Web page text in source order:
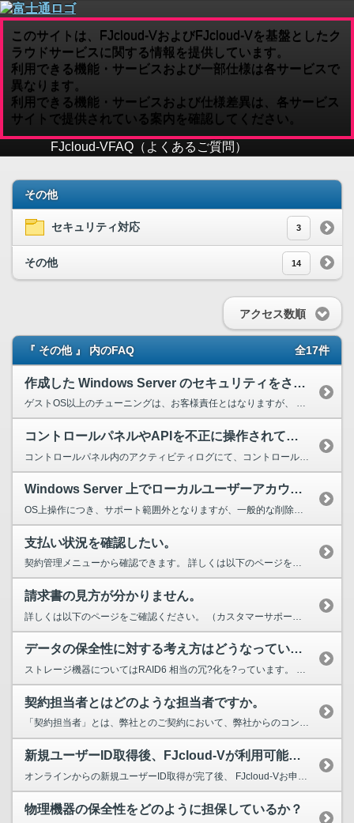
このサイトは、FJcloud-VおよびFJcloud-Vを基盤としたク
ラウドサービスに関する情報を提供しています。
利用できる機能・サービスおよび一部仕様は各サービスで
異なります。
利用できる機能・サービスおよび仕様差異は、各サービス
サイトで提供されている案内を確認してください。
FJcloud-VFAQ（よくあるご質問）
その他
セキュリティ対応 3
その他 14
アクセス数順
『 その他 』 内のFAQ 全17件
作成した Windows Server のセキュリティをさらに強化するには、どうすれば良いですか。
ゲストOS以上のチューニングは、お客様責任とはなりますが、 一般的に以下の観点でご確認および対策いただくと良いと思われます。 1. ファイアウォールを適切に設定する。 リモートデスクト...
コントロールパネルやAPIを不正に操作されていないか確認したい。
Windows Server 上でローカルユーザーアカウントを削除する
OS上操作につき、サポート範囲外となりますが、一般的な削除手順をご紹介します。 1. Windows Server 上で「ローカルユーザーとグループ」を開きます。 「ローカルユーザーと...
支払い状況を確認したい。
契約管理メニューから確認できます。 詳しくは以下のページをご確認ください。 （カスタマーサポートFAQ）支払い状況の確認はどこでできますか。 https://cus...
請求書の見方が分かりません。
データの保全性に対する考え方はどうなっていますか？
ストレージ機器についてはRAID6 相当の冗?化を?っています。 利用者管理のデータについては、利用者にてバックアップを行っていただくことをお願いしています。 ?動バックアップや任意のタ...
契約担当者とはどのような担当者ですか。
「契約担当者」とは、弊社とのご契約において、弊社からのコンタクト先としてご契約の法人より、 指名された方となります。ご契約やご登録内容、ご請求などを含め、弊社や弊社と利用者との間の...
新規ユーザーID取得後、FJcloud-Vが利用可能となるタイミングを知りたい。
物理機器の保全性をどのように担保しているか？